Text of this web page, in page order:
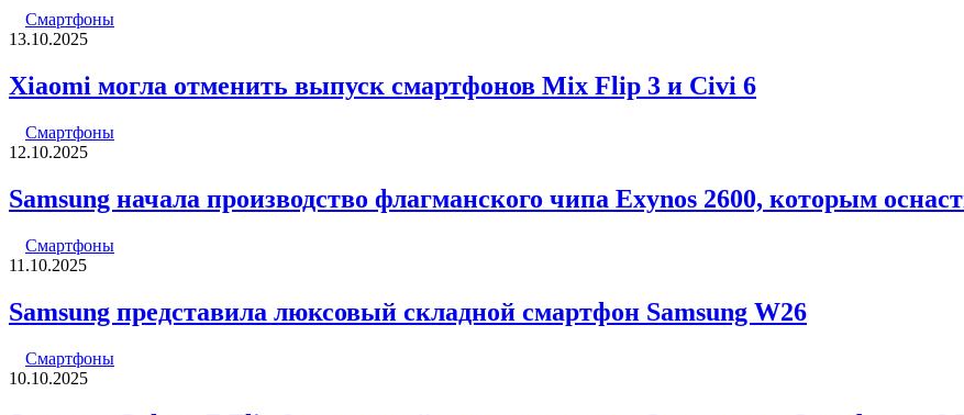
Смартфоны
13.10.2025
Xiaomi могла отменить выпуск смартфонов Mix Flip 3 и Civi 6
Смартфоны
12.10.2025
Samsung начала производство флагманского чипа Exynos 2600, которым
Смартфоны
11.10.2025
Samsung представила люксовый складной смартфон Samsung W26
Смартфоны
10.10.2025